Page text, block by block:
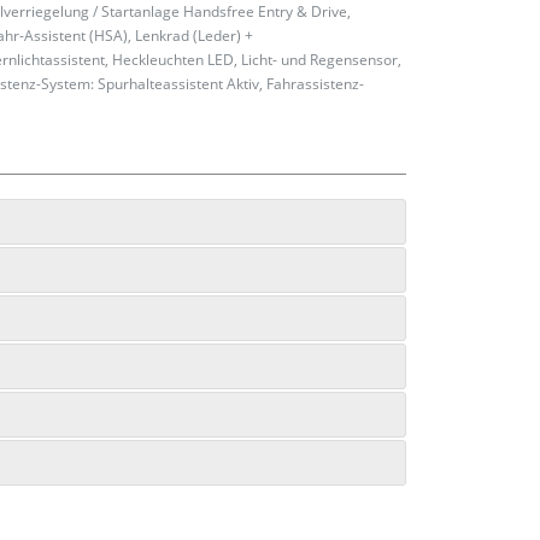
/ Startanlage Handsfree Entry & Drive,
Assistent (HSA), Lenkrad (Leder) +
Heckleuchten LED, Licht- und Regensensor,
System: Spurhalteassistent Aktiv, Fahrassistenz-